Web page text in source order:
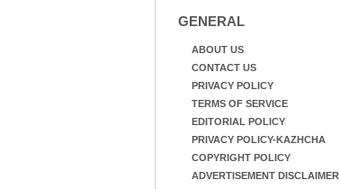
GENERAL
ABOUT US
CONTACT US
PRIVACY POLICY
TERMS OF SERVICE
EDITORIAL POLICY
PRIVACY POLICY-KAZHCHA
COPYRIGHT POLICY
ADVERTISEMENT DISCLAIMER